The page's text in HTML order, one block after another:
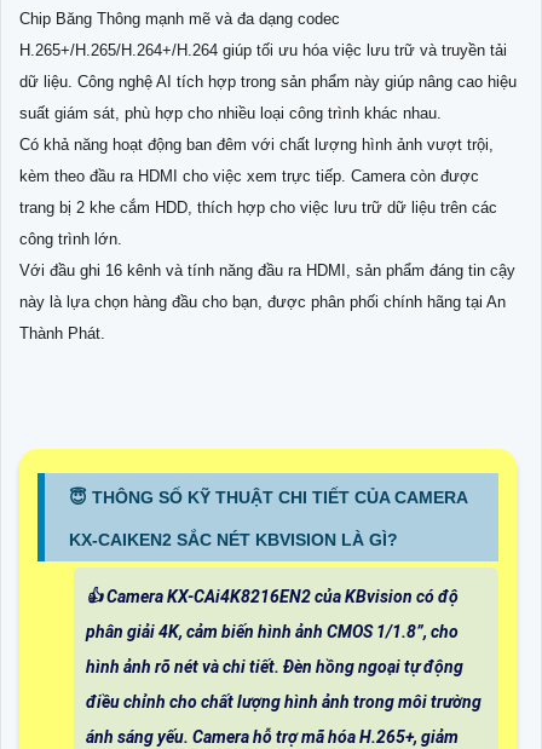
Chip Băng Thông mạnh mẽ và đa dạng codec
H.265+/H.265/H.264+/H.264 giúp tối ưu hóa việc lưu trữ và truyền tải
dữ liệu. Công nghệ AI tích hợp trong sản phẩm này giúp nâng cao hiệu
suất giám sát, phù hợp cho nhiều loại công trình khác nhau.
Có khả năng hoạt động ban đêm với chất lượng hình ảnh vượt trội,
kèm theo đầu ra HDMI cho việc xem trực tiếp. Camera còn được
trang bị 2 khe cắm HDD, thích hợp cho việc lưu trữ dữ liệu trên các
công trình lớn.
Với đầu ghi 16 kênh và tính năng đầu ra HDMI, sản phẩm đáng tin cậy
này là lựa chọn hàng đầu cho bạn, được phân phối chính hãng tại An
Thành Phát.
😇 THÔNG SỐ KỸ THUẬT CHI TIẾT CỦA CAMERA
KX-CAIKEN2 SẮC NÉT KBVISION LÀ GÌ?
👍 Camera KX-CAi4K8216EN2 của KBvision có độ
phân giải 4K, cảm biến hình ảnh CMOS 1/1.8”, cho
hình ảnh rõ nét và chi tiết. Đèn hồng ngoại tự động
điều chỉnh cho chất lượng hình ảnh trong môi trường
ánh sáng yếu. Camera hỗ trợ mã hóa H.265+, giảm